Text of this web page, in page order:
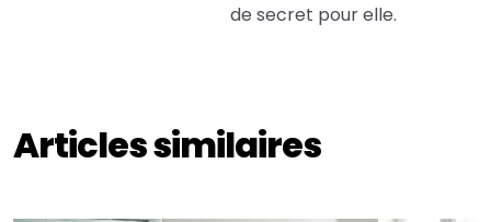
de secret pour elle.
Articles similaires